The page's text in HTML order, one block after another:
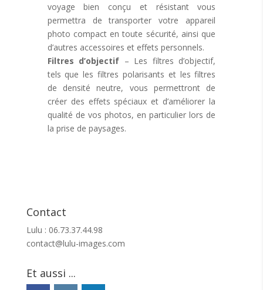
voyage bien conçu et résistant vous
permettra de transporter votre appareil
photo compact en toute sécurité, ainsi que
d’autres accessoires et effets personnels.
Filtres d’objectif – Les filtres d’objectif,
tels que les filtres polarisants et les filtres
de densité neutre, vous permettront de
créer des effets spéciaux et d’améliorer la
qualité de vos photos, en particulier lors de
la prise de paysages.
Contact
Lulu : 06.73.37.44.98
contact@lulu-images.com
Et aussi ...